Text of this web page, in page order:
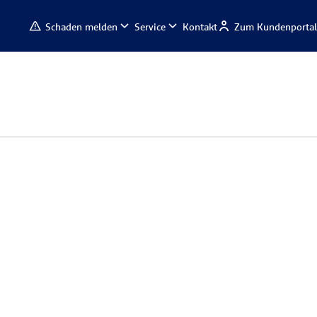
Schaden melden Service Kontakt Zum Kundenportal